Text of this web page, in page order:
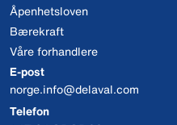
Åpenhetsloven
Bærekraft
Våre forhandlere
E-post
norge.info@delaval.com
Telefon